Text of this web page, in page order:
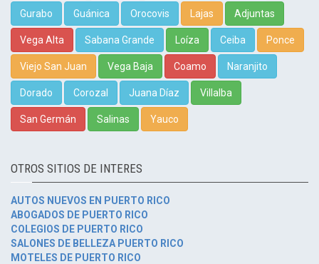
Gurabo Guánica Orocovis Lajas Adjuntas
Vega Alta Sabana Grande Loíza Ceiba Ponce
Viejo San Juan Vega Baja Coamo Naranjito
Dorado Corozal Juana Díaz Villalba
San Germán Salinas Yauco
OTROS SITIOS DE INTERES
AUTOS NUEVOS EN PUERTO RICO
ABOGADOS DE PUERTO RICO
COLEGIOS DE PUERTO RICO
SALONES DE BELLEZA PUERTO RICO
MOTELES DE PUERTO RICO